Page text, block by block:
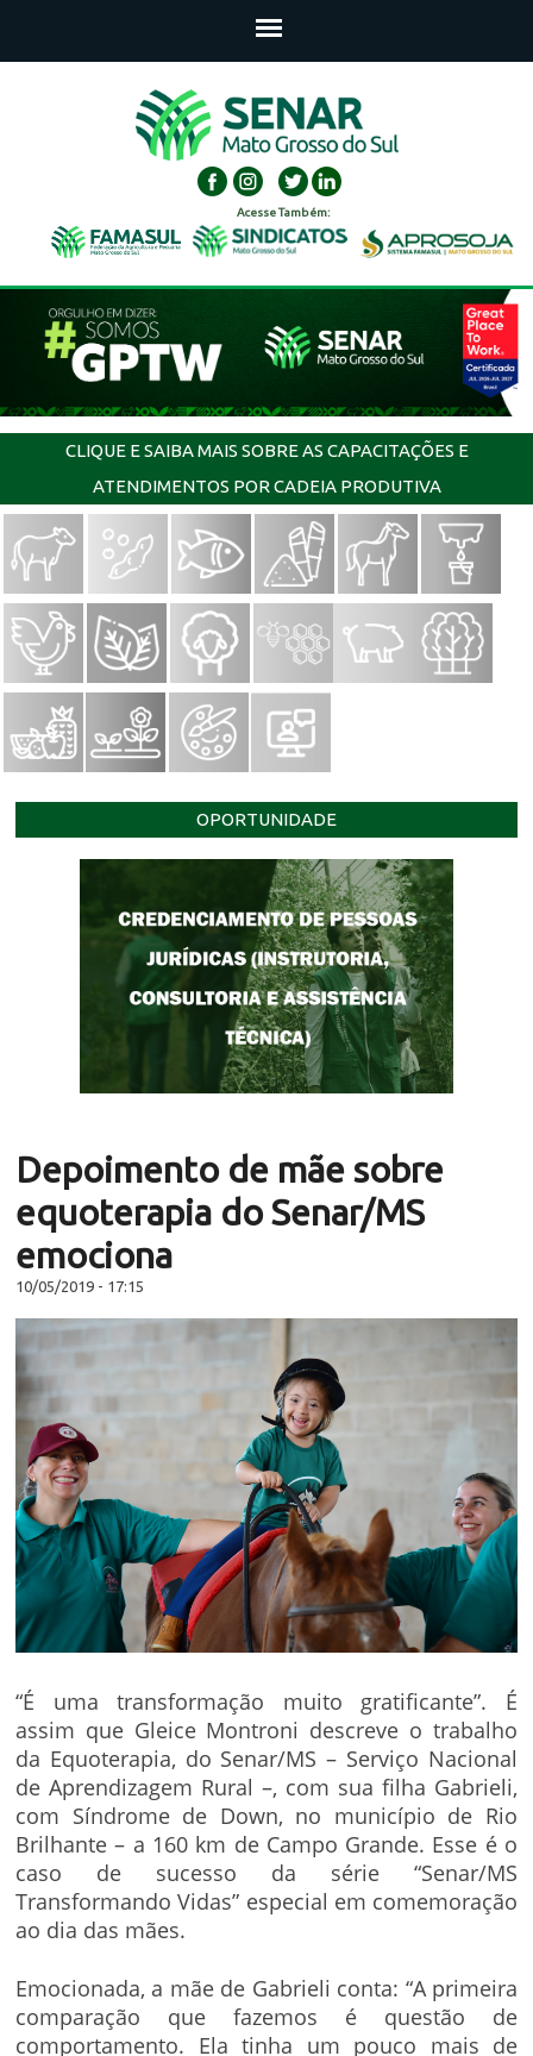
Acesse Também:
CLIQUE E SAIBA MAIS SOBRE AS CAPACITAÇÕES E
ATENDIMENTOS POR CADEIA PRODUTIVA
OPORTUNIDADE
Depoimento de mãe sobre
equoterapia do Senar/MS
emociona
10/05/2019 - 17:15
“É uma transformação muito gratificante”. É
assim que Gleice Montroni descreve o trabalho
da Equoterapia, do Senar/MS – Serviço Nacional
de Aprendizagem Rural –, com sua filha Gabrieli,
com Síndrome de Down, no município de Rio
Brilhante – a 160 km de Campo Grande. Esse é o
caso de sucesso da série “Senar/MS
Transformando Vidas” especial em comemoração
ao dia das mães.
Emocionada, a mãe de Gabrieli conta: “A primeira
comparação que fazemos é questão de
comportamento. Ela tinha um pouco mais de